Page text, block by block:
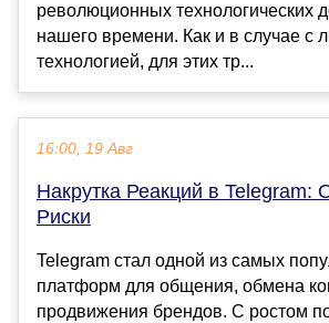
революционных технологических
нашего времени. Как и в случае с
технологией, для этих тр...
16:00, 19 Авг
Накрутка Реакций в Telegram:
Риски
Telegram стал одной из самых
платформ для общения, обмена
продвижения брендов. С ростом